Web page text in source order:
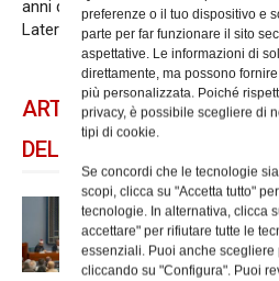
preferenze o il tuo dispositivo e
parte per far funzionare il sito
aspettative. Le informazioni di
direttamente, ma possono
più personalizzata. Poiché
privacy, è possibile scegliere di
tipi di cookie.
Se concordi che le tecnologie
scopi, clicca su "Accetta tutto"
tecnologie. In alternativa, clicca
accettare" per rifiutare tutte le
essenziali. Puoi anche scegliere
cliccando su "Configura". Puoi
anni di San Giovanni in
Laterano
ARTICOLI CORRELATI
DELLO STESSO AUTORE
Cristiani e
«dell’amicizia e